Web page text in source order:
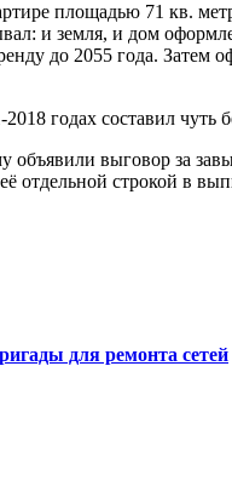
площадью 71 кв.
и земля, и дом
до 2055 года. Затем
годах составил чуть
выговор за
отдельной строкой в
для ремонта сетей